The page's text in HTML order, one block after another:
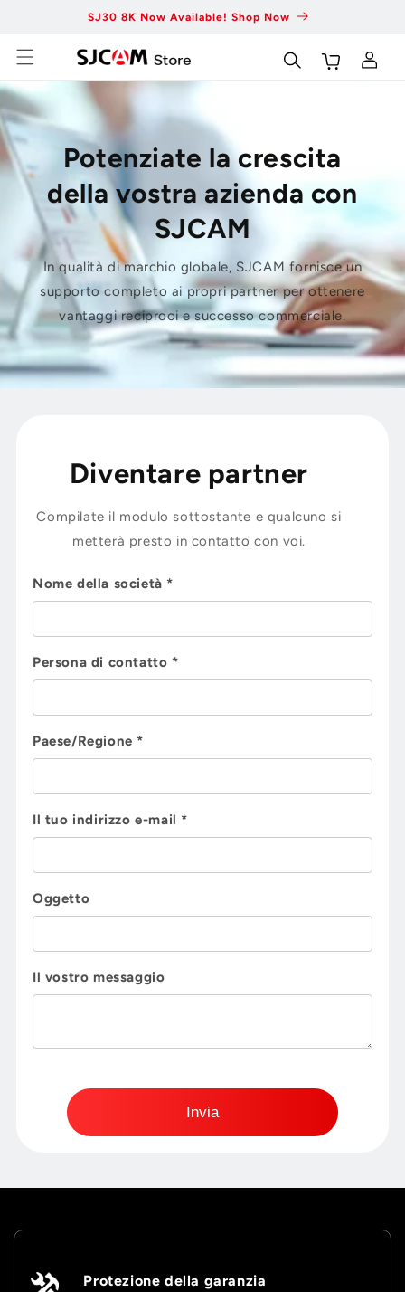
SJ30 8K Now Available! Shop Now
Carrello Accedi
Potenziate la crescita
della vostra azienda con
SJCAM
In qualità di marchio globale, SJCAM fornisce un
supporto completo ai propri partner per ottenere
vantaggi reciproci e successo commerciale.
Diventare partner
Compilate il modulo sottostante e qualcuno si
metterà presto in contatto con voi.
Nome della società *
Persona di contatto *
Paese/Regione *
Il tuo indirizzo e-mail *
Oggetto
Il vostro messaggio
Invia
Protezione della garanzia